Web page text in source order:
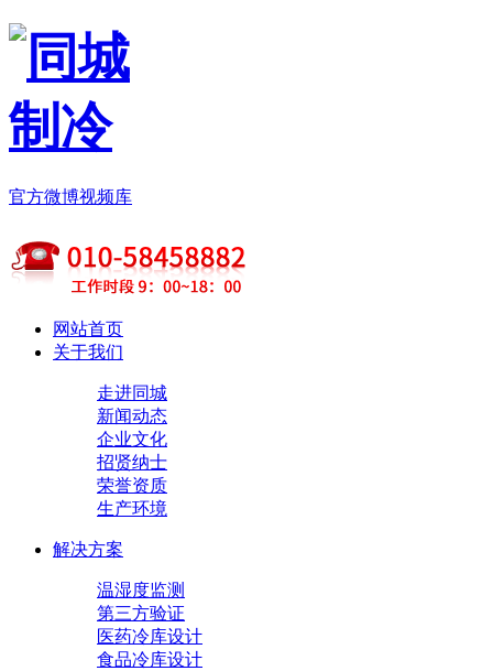
官方微博视频库
网站首页
关于我们
走进同城
新闻动态
企业文化
招贤纳士
荣誉资质
生产环境
解决方案
温湿度监测
第三方验证
医药冷库设计
食品冷库设计